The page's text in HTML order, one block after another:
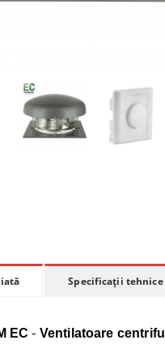
Specificații tehnice
EC - Ventilatoare